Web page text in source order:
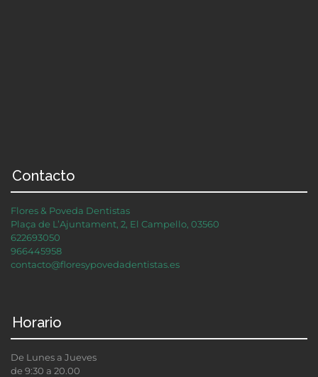
Contacto
Flores & Poveda Dentistas
Plaça de L’Ajuntament, 2, El Campello, 03560
622693050
966445958
contacto@floresypovedadentistas.es
Horario
De Lunes a Jueves
de 9:30 a 20.00